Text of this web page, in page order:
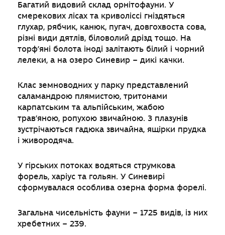
Багатий видовий склад орнітофауни. У
смерекових лісах та криволіссі гніздяться
глухар, рябчик, канюк, пугач, довгохвоста сова,
різні види дятлів, біловолий дрізд тощо. На
торф’яні болота іноді залітають білий і чорний
лелеки, а на озеро Синевир – дикі качки.
Клас земноводних у парку представлений
саламандрою плямистою, тритонами
карпатським та альпійським, жабою
трав’яною, ропухою звичайною. З плазунів
зустрічаються гадюка звичайна, ящірки прудка
і живородяча.
У гірських потоках водяться струмкова
форель, харіус та гольян. У Синевирі
сформувалася особлива озерна форма форелі.
Загальна чисельність фауни – 1725 видів, із них
хребетних – 239.